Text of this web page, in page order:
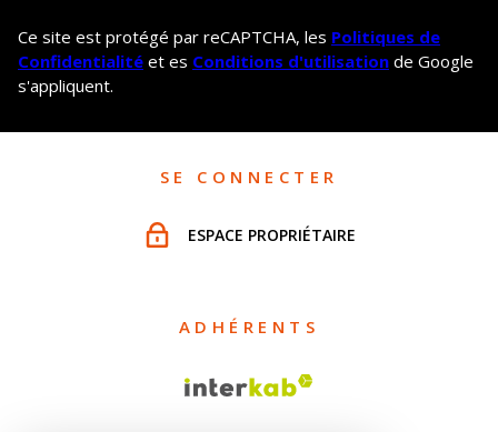
Ce site est protégé par reCAPTCHA, les Politiques de
Confidentialité et es Conditions d'utilisation de Google
s'appliquent.
SE CONNECTER
ESPACE PROPRIÉTAIRE
ADHÉRENTS